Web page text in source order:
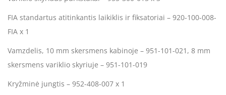
FIA standartus atitinkantis laikiklis ir fiksatoriai – 920-100-008-
FIA x 1
Vamzdelis, 10 mm skersmens kabinoje – 951-101-021, 8 mm
skersmens variklio skyriuje – 951-101-019
Kryžminė jungtis – 952-408-007 x 1